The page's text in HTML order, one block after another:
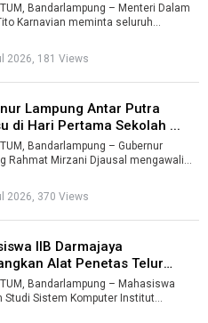
Bandarlampung – Menteri Dalam
Karnavian meminta seluruh
2026, 181 Views
Lampung Antar Putra
di Hari Pertama Sekolah ...
Bandarlampung – Gubernur
Rahmat Mirzani Djausal mengawali
2026, 370 Views
IIB Darmajaya
Alat Penetas Telur
...
Bandarlampung – Mahasiswa
Studi Sistem Komputer Institut